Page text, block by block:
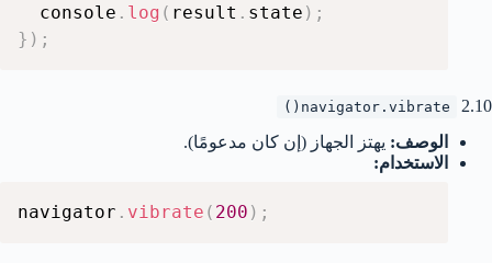
  console
. log ( result . state ) ;
} ) ;
2.10
navigator.vibrate()
الوصف: يهتز الجهاز (إن كان مدعومًا).
الاستخدام:
navigator . vibrate ( 200 ) ;